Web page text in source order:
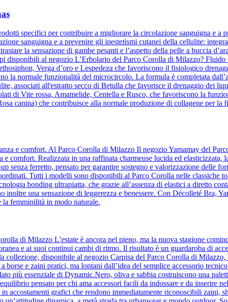
specifici per contribuire a migliorare la circolazione sanguigna e a
sanguigna e a prevenire gli inestetismi cutanei della cellulite:
la sensazione di gambe pesanti e l’aspetto della pelle a buccia
disponibili al negozio L’Erbolario del Parco Corolla di Milazzo?
Verga d’oro e Lespedeza che favoriscono il fisiologico
la normale funzionalità del microcircolo. La formula è completata
associati all'estratto secco di Betulla che favorisce il drenaggio dei
di Vite rossa, Amamelide, Centella e Rusco, che favoriscono la
canina) che contribuisce alla normale produzione di collagene per
e comfort. Al Parco Corolla di Milazzo Il negozio Yamamay del
e comfort. Realizzata in una raffinata charmeuse lucida ed
senza ferretto, pensato per garantire sostegno e valorizzazione delle
Tutti i modelli sono disponibili al Parco Corolla nelle classiche
bonding ultrapiatta, che grazie all’assenza di elastici a diretto
una sensazione di leggerezza e benessere. Con Décolleté Bra,
la femminilità in modo naturale.
di Milazzo L’estate è ancora nel pieno, ma la nuova stagione
e ai suoi continui cambi di ritmo. Il risultato è un guardaroba di
collezione, disponibile al negozio Carpisa del Parco Corolla di
e zaini pratici, ma lontani dall’idea del semplice accessorio
più essenziale di Dynamic.Nero, oliva e sabbia costruiscono una
pensato per chi ama accessori facili da indossare e da inserire
accostamenti grafici che rendono immediatamente riconoscibili zaini,